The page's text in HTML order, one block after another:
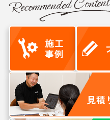
Recommended Content
施工
事例
見積